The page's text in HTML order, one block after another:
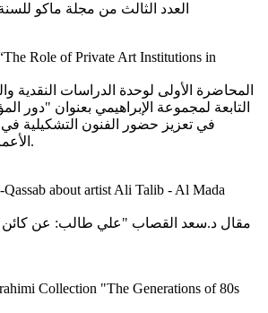
العدد الثالث من مجلة ماكو للسنة
Role of Private Art Institutions in
المحاضرة الأولى لوحدة الدراسات النقدية
التابعة لمجموعة الإبراهيمي بعنوان "دور
في تعزيز حضور الفنون التشكيلية في
الأعمال الفنية" 31.آب.2024.
about artist Ali Talib - Al Mada
مقال د.سعد القصاب "علي طالب: عن كائن
Collection "The Generations of 80s